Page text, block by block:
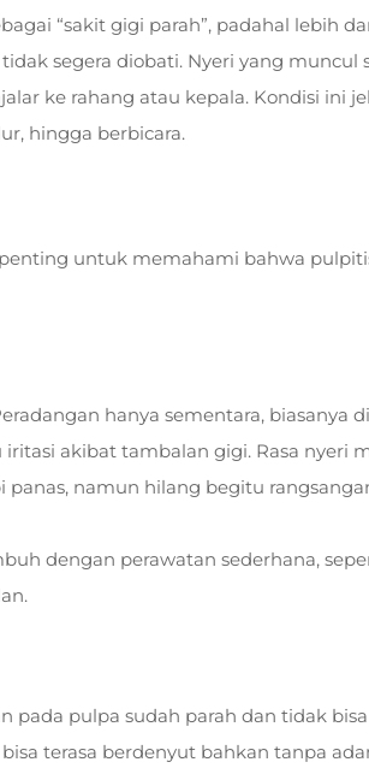
“sakit gigi parah”, padahal lebih
segera diobati. Nyeri yang muncul
ke rahang atau kepala. Kondisi ini
hingga berbicara.
untuk memahami bahwa
hanya sementara, biasanya
akibat tambalan gigi. Rasa nyeri
namun hilang begitu
dengan perawatan sederhana,
pada pulpa sudah parah dan tidak
terasa berdenyut bahkan tanpa